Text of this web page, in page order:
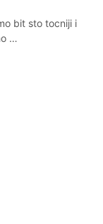
bit sto tocniji i
…